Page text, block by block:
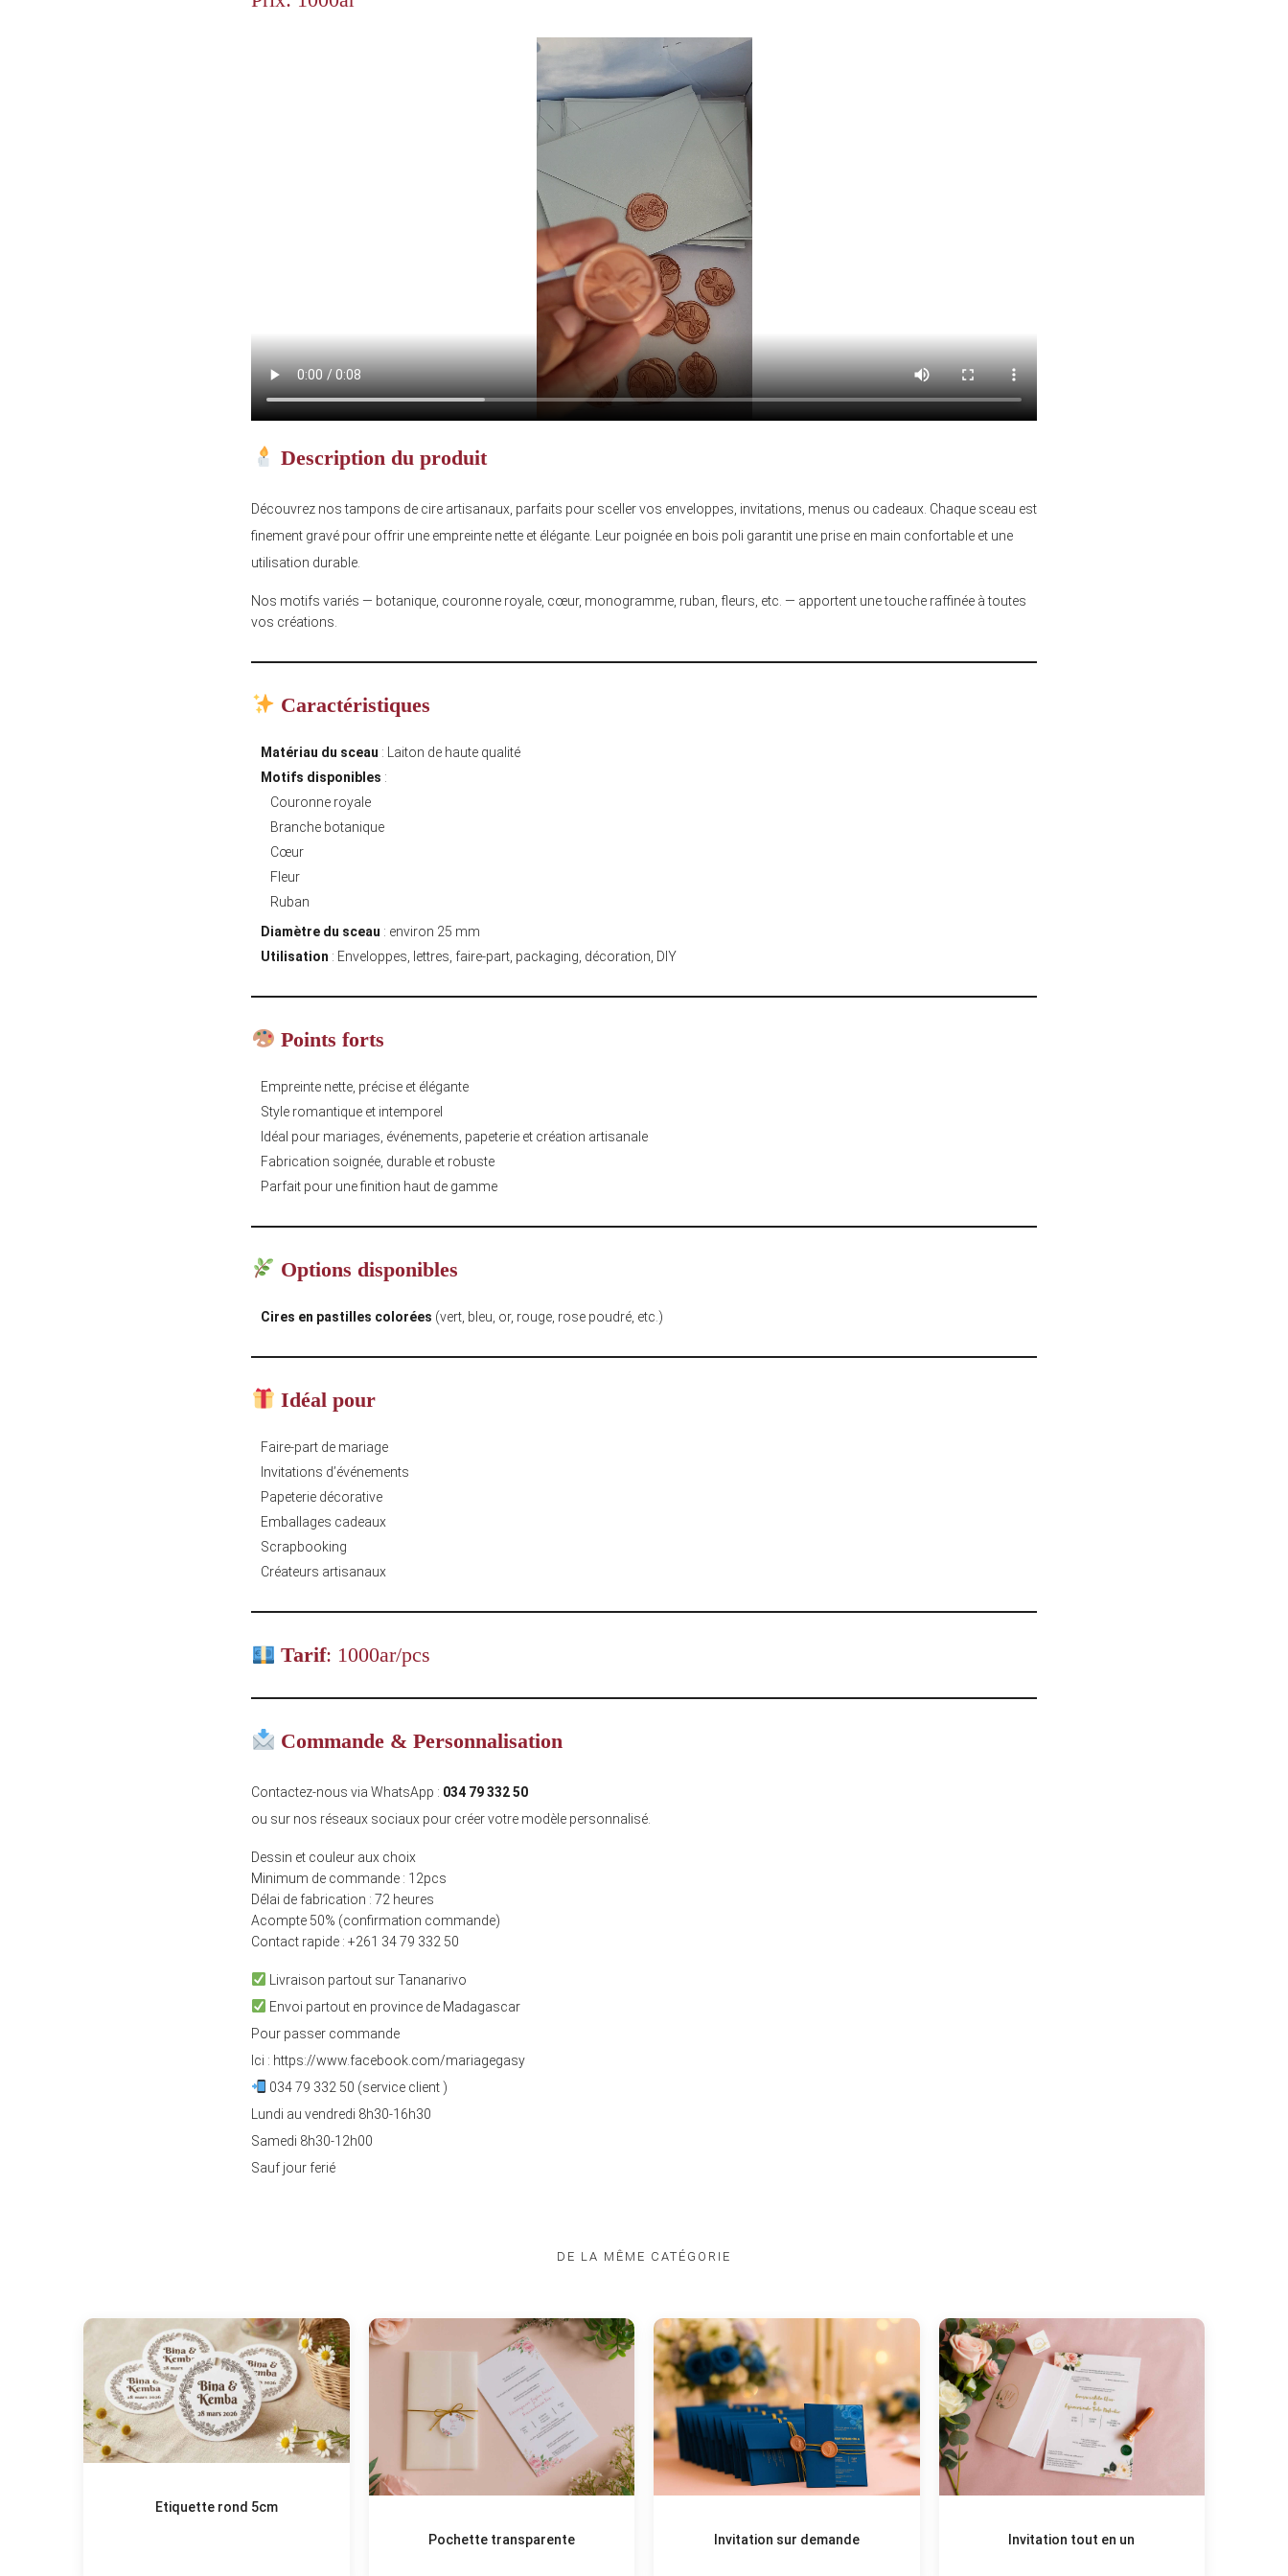
Description du produit
Découvrez nos tampons de cire artisanaux, parfaits pour sceller vos enveloppes, invitations, menus ou cadeaux. Chaque sceau est
finement gravé pour offrir une empreinte nette et élégante. Leur poignée en bois poli garantit une prise en main confortable et une
utilisation durable.
Nos motifs variés — botanique, couronne royale, cœur, monogramme, ruban, fleurs, etc. — apportent une touche raffinée à toutes
vos créations.
Caractéristiques
Matériau du sceau : Laiton de haute qualité
Motifs disponibles :
Couronne royale
Branche botanique
Cœur
Fleur
Ruban
Diamètre du sceau : environ 25 mm
Utilisation : Enveloppes, lettres, faire-part, packaging, décoration, DIY
Points forts
Empreinte nette, précise et élégante
Style romantique et intemporel
Idéal pour mariages, événements, papeterie et création artisanale
Fabrication soignée, durable et robuste
Parfait pour une finition haut de gamme
Options disponibles
Cires en pastilles colorées (vert, bleu, or, rouge, rose poudré, etc.)
Idéal pour
Faire-part de mariage
Invitations d’événements
Papeterie décorative
Emballages cadeaux
Scrapbooking
Créateurs artisanaux
Tarif: 1000ar/pcs
Commande & Personnalisation
Contactez-nous via WhatsApp : 034 79 332 50
ou sur nos réseaux sociaux pour créer votre modèle personnalisé.
Dessin et couleur aux choix
Minimum de commande : 12pcs
Délai de fabrication : 72 heures
Acompte 50% (confirmation commande)
Contact rapide : +261 34 79 332 50
Livraison partout sur Tananarivo
Envoi partout en province de Madagascar
Pour passer commande
Ici : https://www.facebook.com/mariagegasy
034 79 332 50 (service client )
Lundi au vendredi 8h30-16h30
Samedi 8h30-12h00
Sauf jour ferié
DE LA MÊME CATÉGORIE
Etiquette rond 5cm
Pochette transparente Invitation sur demande Invitation tout en un